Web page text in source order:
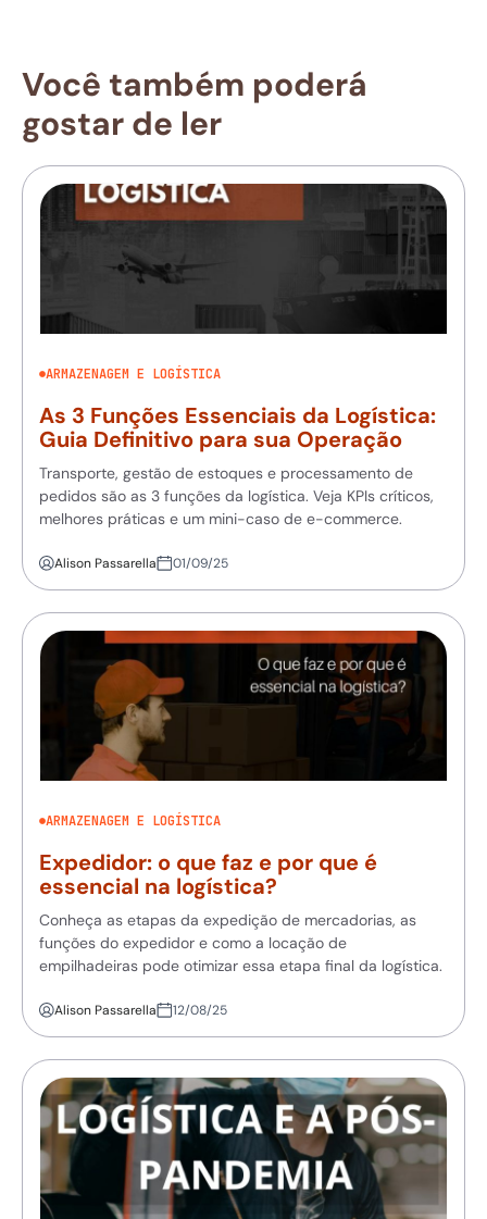
Você também poderá
gostar de ler
ARMAZENAGEM E LOGÍSTICA
As 3 Funções Essenciais da Logística:
Guia Definitivo para sua Operação
Transporte, gestão de estoques e processamento de
pedidos são as 3 funções da logística. Veja KPIs críticos,
melhores práticas e um mini-caso de e-commerce.
Alison Passarella 01/09/25
ARMAZENAGEM E LOGÍSTICA
Expedidor: o que faz e por que é
essencial na logística?
Conheça as etapas da expedição de mercadorias, as
funções do expedidor e como a locação de
empilhadeiras pode otimizar essa etapa final da logística.
Alison Passarella 12/08/25